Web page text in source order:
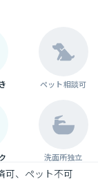
ペット相談可
洗面所独立
可、ペット不可